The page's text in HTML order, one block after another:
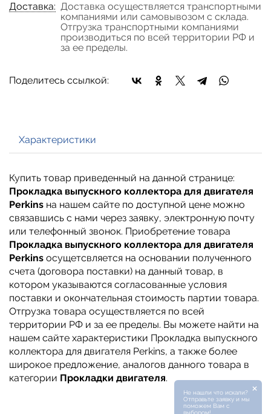
Доставка: Доставка осуществляется транспортными
компаниями или самовывозом с склада.
Отгрузка транспортными компаниями
производиться по всей территории РФ и
за ее пределы.
Поделитесь ссылкой:
Характеристики
Купить товар приведенный на данной странице:
Прокладка выпускного коллектора для двигателя
Perkins на нашем сайте по доступной цене можно
связавшись с нами через заявку, электронную почту
или телефонный звонок. Приобретение товара
Прокладка выпускного коллектора для двигателя
Perkins осущетсвляется на основании полученного
счета (договора поставки) на данный товар, в
котором указываются согласованные условия
поставки и окончательная стоимость партии товара.
Отгрузка товара осуществляется по всей
территории РФ и за ее пределы. Вы можете найти на
нашем сайте характеристики Прокладка выпускного
коллектора для двигателя Perkins, а также более
широкое предложение, аналогов данного товара в
категории Прокладки двигателя.
Не нашли что искали?
Отправьте заявку и мы
поможем Вам с
выбором!
×